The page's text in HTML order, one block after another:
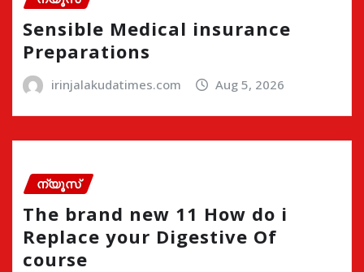
Sensible Medical insurance
Preparations
irinjalakudatimes.com Aug 5, 2026
ന്യൂസ്
The brand new 11 How do i
Replace your Digestive Of
course